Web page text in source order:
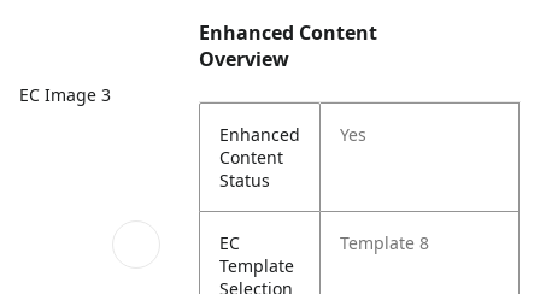
EC Image 3
Enhanced Content
Overview
Enhanced
Content
Status
Yes
EC
Template
Selection
Template 8